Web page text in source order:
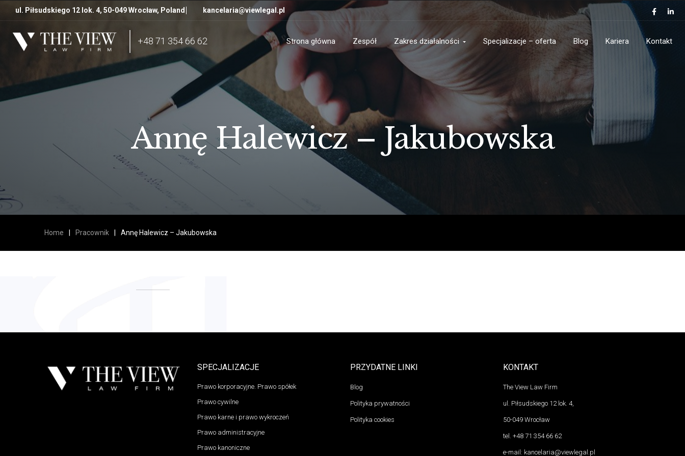
ul. Piłsudskiego 12 lok. 4, 50-049 Wrocław, Poland kancelaria@viewlegal.pl
+48 71 354 66 62 Strona główna Zespół Zakres działalności Specjalizacje – oferta Blog Kariera Kontakt
Annę Halewicz – Jakubowska
Home Pracownik Annę Halewicz – Jakubowska
SPECJALIZACJE
Prawo korporacyjne. Prawo spółek
Prawo cywilne
Prawo karne i prawo wykroczeń
Prawo administracyjne
Prawo kanoniczne
PRZYDATNE LINKI
Blog
Polityka prywatności
Polityka cookies
KONTAKT
The View Law Firm
ul. Piłsudskiego 12 lok. 4,
50-049 Wrocław
tel. +48 71 354 66 62
e-mail: kancelaria@viewlegal.pl